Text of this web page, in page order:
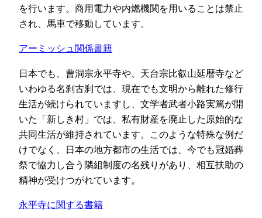
を行います。商用電力や内燃機関を用いることは禁止
され、馬車で移動しています。
アーミッシュ関係書籍
日本でも、曹洞宗永平寺や、天台宗比叡山延暦寺など
いわゆる名刹古刹では、現在でも文明から離れた修行
生活が続けられていますし、文学者武者小路実篤が開
いた「新しき村」では、私有財産を廃止した原始的な
共同生活が維持されています。このような特殊な例だ
けでなく、日本の地方都市の生活では、今でも冠婚葬
祭で協力し合う隣組制度の名残りがあり、相互扶助の
精神が受けつがれています。
永平寺に関する書籍